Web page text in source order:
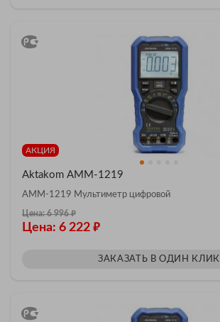
АКЦИЯ
Aktakom АММ-1219
АММ-1219 Мультиметр цифровой
Цена: 6 996₽
Цена: 6 222 ₽
ЗАКАЗАТЬ В ОДИН КЛИК